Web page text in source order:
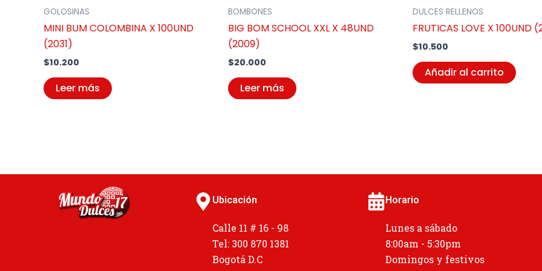
GOLOSINAS
MINI BUM COLOMBINA X 100UND
(2031)
$10.200
Leer más
BOMBONES
BIG BOM SCHOOL XXL X 48UND
(2009)
$20.000
Leer más
DULCES RELLENOS
FRUTICAS LOVE X 100UND
$10.500
Añadir al carrito
Ubicación
Calle 11 # 16 - 98
Tel: 300 870 1381
Bogotá D.C
Horario
Lunes a sábado
8:00am - 5:30pm
Domingos y festivos